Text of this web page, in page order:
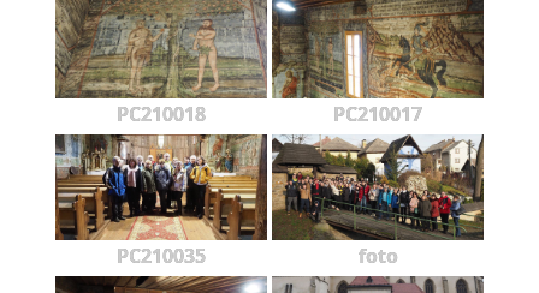
PC210018 PC210017
PC210035 foto